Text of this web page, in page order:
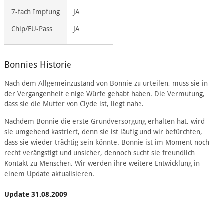
7-fach Impfung
JA
Chip/EU-Pass
JA
Bonnies Historie
Nach dem Allgemeinzustand von Bonnie zu urteilen, muss sie in
der Vergangenheit einige Würfe gehabt haben. Die Vermutung,
dass sie die Mutter von Clyde ist, liegt nahe.
Nachdem Bonnie die erste Grundversorgung erhalten hat, wird
sie umgehend kastriert, denn sie ist läufig und wir befürchten,
dass sie wieder trächtig sein könnte. Bonnie ist im Moment noch
recht verängstigt und unsicher, dennoch sucht sie freundlich
Kontakt zu Menschen. Wir werden ihre weitere Entwicklung in
einem Update aktualisieren.
Update 31.08.2009